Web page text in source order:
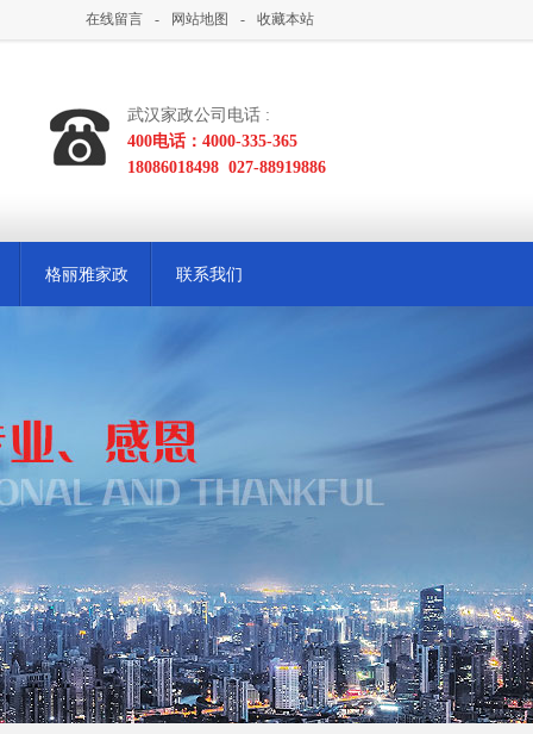
在线留言 - 网站地图 - 收藏本站
武汉家政公司电话 :
400电话：4000-335-365
18086018498 027-88919886
格丽雅家政 联系我们